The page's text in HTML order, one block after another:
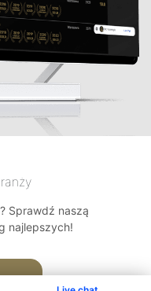
Sprawdź naszą
najlepszych!